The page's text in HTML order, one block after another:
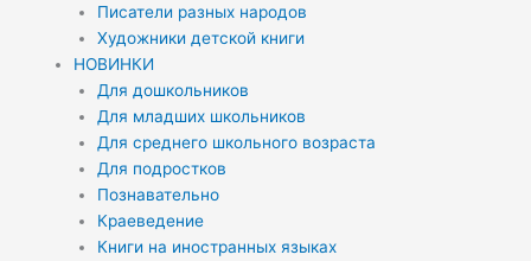
Писатели разных народов
Художники детской книги
НОВИНКИ
Для дошкольников
Для младших школьников
Для среднего школьного возраста
Для подростков
Познавательно
Краеведение
Книги на иностранных языках